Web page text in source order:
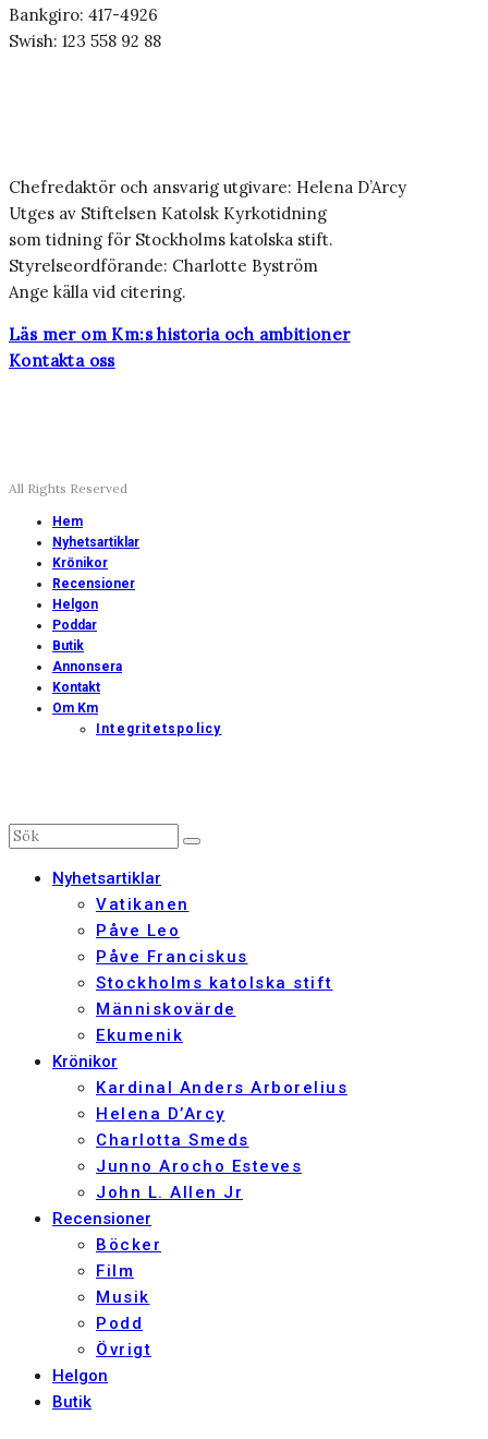
Bankgiro: 417-4926
Swish: 123 558 92 88
Chefredaktör och ansvarig utgivare: Helena D’Arcy
Utges av Stiftelsen Katolsk Kyrkotidning
som tidning för Stockholms katolska stift.
Styrelseordförande: Charlotte Byström
Ange källa vid citering.
Läs mer om Km:s historia och ambitioner
Kontakta oss
All Rights Reserved
Hem
Nyhetsartiklar
Krönikor
Recensioner
Helgon
Poddar
Butik
Annonsera
Kontakt
Om Km
Integritetspolicy
Nyhetsartiklar
Vatikanen
Påve Leo
Påve Franciskus
Stockholms katolska stift
Människovärde
Ekumenik
Krönikor
Kardinal Anders Arborelius
Helena D’Arcy
Charlotta Smeds
Junno Arocho Esteves
John L. Allen Jr
Recensioner
Böcker
Film
Musik
Podd
Övrigt
Helgon
Butik